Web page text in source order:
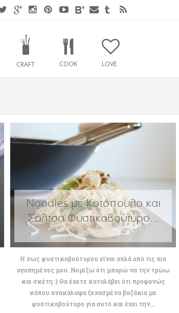
CRAFT COOK LOVE
Noodles με Κοτόπουλο και
Σάλτσα Φυστικοβούτυρο...
Η σως φυστικοβούτυρου είναι απλά από τις πιο
αγαπημένες μου. Νομίζω ότι μπορώ να την τρώω
και σκέτη :) Θα έχετε καταλάβει ότι προφανώς
κάπου ανακάλυψα ξεχασμένα βαζάκια με
φυστικοβούτυρο για αυτό και έχει την...